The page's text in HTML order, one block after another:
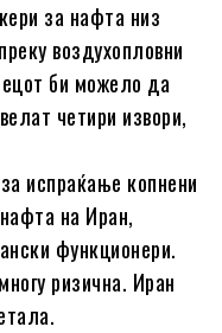
за нафта низ
воздухопловни
би можело да
четири извори,
испраќање копнени
на Иран,
функционери.
ризична. Иран